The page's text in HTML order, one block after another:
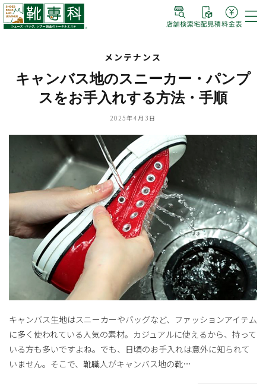
メンテナンス
キャンバス地のスニーカー・パンプ
スをお手入れする方法・手順
2025年4月3日
キャンバス生地はスニーカーやバッグなど、ファッションアイテム
に多く使われている人気の素材。カジュアルに使えるから、持って
いる方も多いですよね。でも、日頃のお手入れは意外に知られて
いません。そこで、靴職人がキャンバス地の靴…